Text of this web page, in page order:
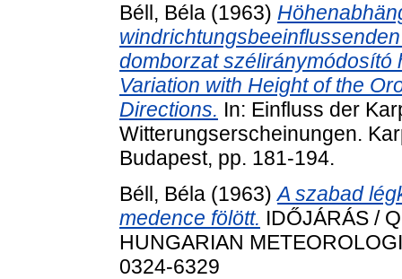
Béll, Béla (1963)
domborzat széliránymódosító
Variation with Height of the
Directions. In: Einfluss der
Witterungserscheinungen.
Budapest, pp. 181-194.
Béll, Béla (1963)A szabad
medence fölött. IDŐJÁRÁS /
HUNGARIAN
0324-6329